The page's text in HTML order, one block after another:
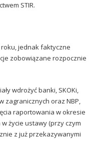
STIR.
roku, jednak faktyczne
zobowiązane rozpocznie
wdrożyć banki, SKOKi,
zagranicznych oraz NBP,
raportowania w okresie
życie ustawy (przy czym
z już przekazywanymi